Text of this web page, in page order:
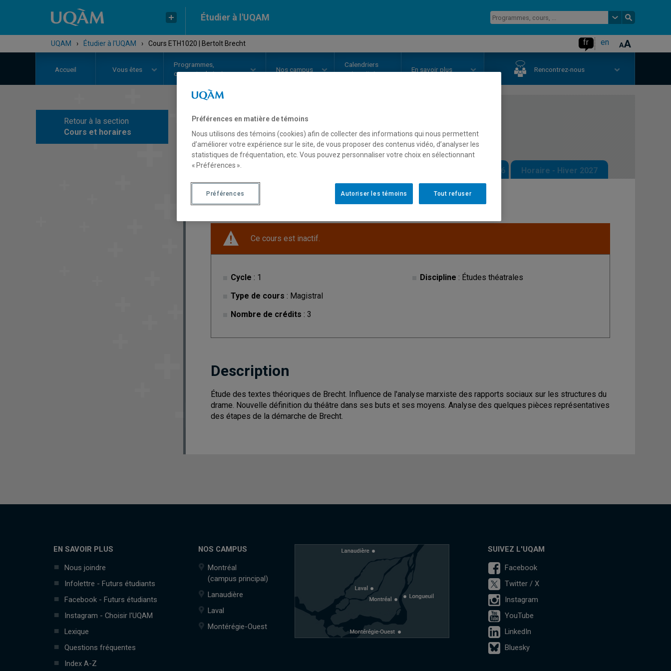
Étudier à l'UQAM
UQAM › Étudier à l'UQAM › Cours ETH1020 | Bertolt Brecht fr en
Accueil Vous êtes
Programmes,
cours et admission
Nos campus
Calendriers
universitaires
En savoir plus Rencontrez-nous
Retour à la section
Cours et horaires
COURS// ETH1020-Bertolt Brecht
Description Horaire - Automne 2026 Horaire - Hiver 2027
Ce cours est inactif.
Cycle : 1
Type de cours : Magistral
Nombre de crédits : 3
Discipline : Études théatrales
Description
Étude des textes théoriques de Brecht. Influence de l'analyse marxiste des rapports sociaux sur les structures du
drame. Nouvelle définition du théâtre dans ses buts et ses moyens. Analyse des quelques pièces représentatives
des étapes de la démarche de Brecht.
EN SAVOIR PLUS
Nous joindre
Infolettre - Futurs étudiants
Facebook - Futurs étudiants
Instagram - Choisir l'UQAM
Lexique
Questions fréquentes
Index A-Z
NOS CAMPUS
Montréal
(campus principal)
Lanaudière
Laval
Montérégie-Ouest
SUIVEZ L'UQAM
Facebook
Twitter / X
Instagram
YouTube
LinkedIn
Bluesky
Préférences en matière de témoins
Nous utilisons des témoins (cookies) afin de collecter des informations qui nous permettent
d’améliorer votre expérience sur le site, de vous proposer des contenus vidéo, d’analyser les
statistiques de fréquentation, etc. Vous pouvez personnaliser votre choix en sélectionnant
« Préférences ».
Tout refuser
Autoriser les témoins
Préférences